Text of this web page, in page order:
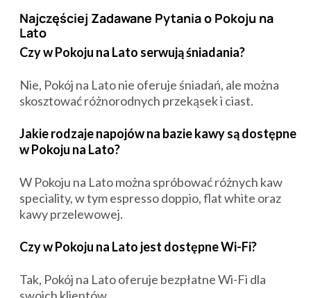
Najczęściej Zadawane Pytania o Pokoju na
Lato
Czy w Pokoju na Lato serwują śniadania?
Nie, Pokój na Lato nie oferuje śniadań, ale można
skosztować różnorodnych przekąsek i ciast.
Jakie rodzaje napojów na bazie kawy są dostępne
w Pokoju na Lato?
W Pokoju na Lato można spróbować różnych kaw
speciality, w tym espresso doppio, flat white oraz
kawy przelewowej.
Czy w Pokoju na Lato jest dostępne Wi-Fi?
Tak, Pokój na Lato oferuje bezpłatne Wi-Fi dla
swoich klientów.